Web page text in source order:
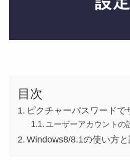
目次
ピクチャーパスワードで
ユーザーアカウントの
Windows8/8.1の使い方と